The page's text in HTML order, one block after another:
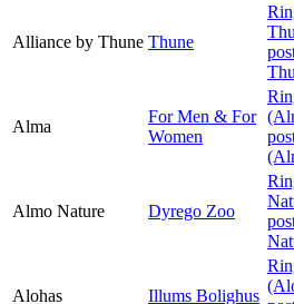
Alliance by Thune Thune
Alma
For Men & For
Women
Almo Nature Dyrego Zoo
Alohas Illums Bolighus